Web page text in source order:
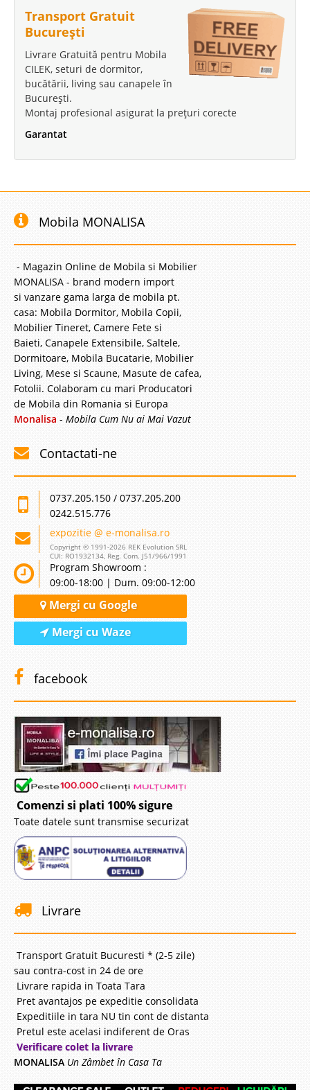
Transport Gratuit
București
Livrare Gratuită pentru Mobila
CILEK, seturi de dormitor,
bucătării, living sau canapele în
București.
Montaj profesional asigurat la prețuri corecte
Garantat
Mobila MONALISA
- Magazin Online de Mobila si Mobilier
MONALISA - brand modern import
si vanzare gama larga de mobila pt.
casa: Mobila Dormitor, Mobila Copii,
Mobilier Tineret, Camere Fete si
Baieti, Canapele Extensibile, Saltele,
Dormitoare, Mobila Bucatarie, Mobilier
Living, Mese si Scaune, Masute de cafea,
Fotolii. Colaboram cu mari Producatori
de Mobila din Romania si Europa
Monalisa - Mobila Cum Nu ai Mai Vazut
Contactati-ne
0737.205.150 / 0737.205.200
0242.515.776
expozitie @ e-monalisa.ro
Copyright © 1991-2026 REK Evolution SRL
CUI: RO1932134, Reg. Com. J51/966/1991
Program Showroom :
09:00-18:00 | Dum. 09:00-12:00
Mergi cu Google
Mergi cu Waze
facebook
Comenzi si plati 100% sigure
Toate datele sunt transmise securizat
Livrare
Transport Gratuit Bucuresti * (2-5 zile)
sau contra-cost in 24 de ore
Livrare rapida in Toata Tara
Pret avantajos pe expeditie consolidata
Expeditiile in tara NU tin cont de distanta
Pretul este acelasi indiferent de Oras
Verificare colet la livrare
MONALISA Un Zâmbet în Casa Ta